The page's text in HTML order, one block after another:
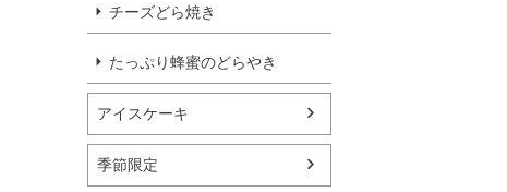
チーズどら焼き
たっぷり蜂蜜のどらやき
アイスケーキ
季節限定